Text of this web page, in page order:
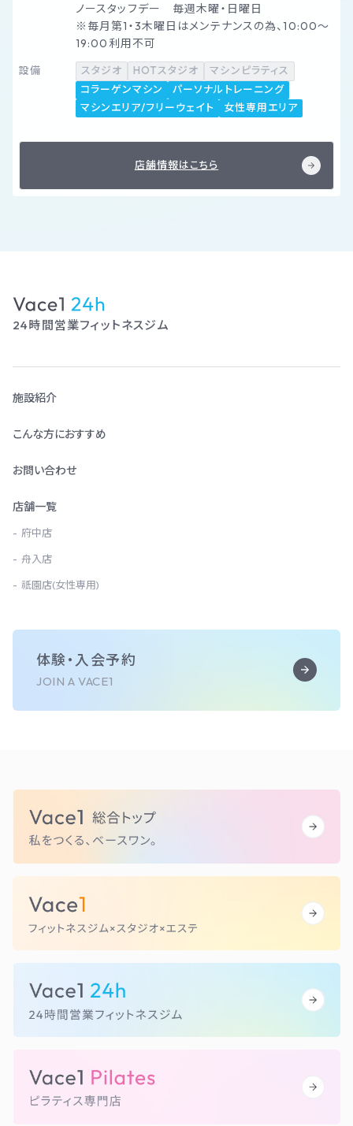
ノースタッフデー 毎週木曜・日曜日
※毎月第1・3木曜日はメンテナンスの為、10:00～
19:00利用不可
設備 スタジオ HOTスタジオ
マシンピラティス
コラーゲンマシン
パーソナルトレーニング
マシンエリア/フリーウェイト
女性専用エリア
店舗情報はこちら
24時間営業フィットネスジム
施設紹介
こんな方におすすめ
お問い合わせ
店舗一覧
府中店
舟入店
祇園店(女性専用)
体験・入会予約
JOIN A VACE1